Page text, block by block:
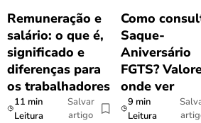
Remuneração e
salário: o que é,
significado e
diferenças para
os trabalhadores
11 min
Leitura
Salvar
artigo
Como
Saque-
Aniversário
FGTS?
onde ver
9 min
Leitura